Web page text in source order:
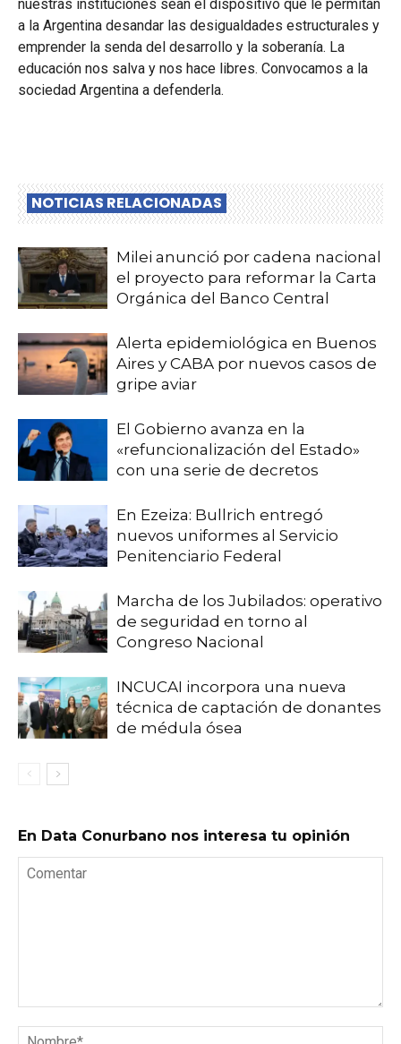
nuestras instituciones sean el dispositivo que le permitan
a la Argentina desandar las desigualdades estructurales y
emprender la senda del desarrollo y la soberanía. La
educación nos salva y nos hace libres. Convocamos a la
sociedad Argentina a defenderla.
NOTICIAS RELACIONADAS
Milei anunció por cadena nacional
el proyecto para reformar la Carta
Orgánica del Banco Central
Alerta epidemiológica en Buenos
Aires y CABA por nuevos casos de
gripe aviar
El Gobierno avanza en la
«refuncionalización del Estado»
con una serie de decretos
En Ezeiza: Bullrich entregó
nuevos uniformes al Servicio
Penitenciario Federal
Marcha de los Jubilados: operativo
de seguridad en torno al
Congreso Nacional
INCUCAI incorpora una nueva
técnica de captación de donantes
de médula ósea
En Data Conurbano nos interesa tu opinión